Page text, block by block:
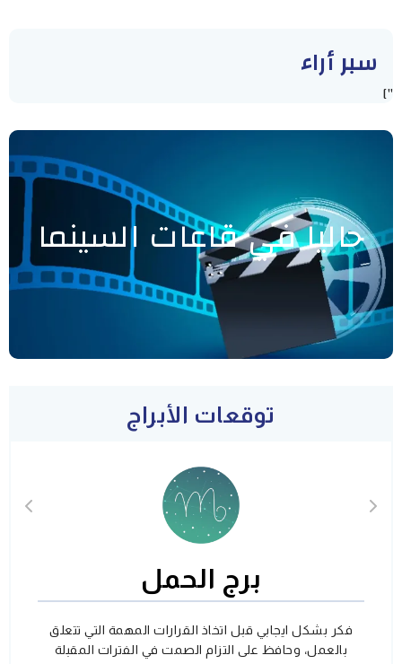
سبر أراء
"]
حاليا في قاعات السينما
توقعات الأبراج
برج الحمل
فكر بشكل ايجابي قبل اتخاذ القرارات المهمة التي تتعلق
بالعمل، وحافظ على التزام الصمت في الفترات المقبلة